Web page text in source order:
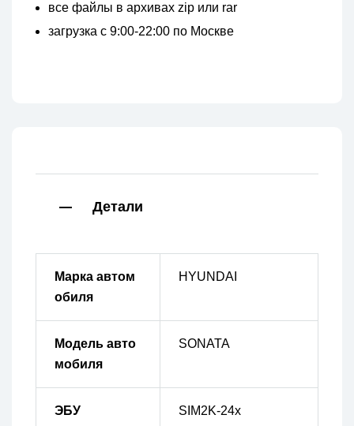
все файлы в архивах zip или rar
загрузка с 9:00-22:00 по Москве
Детали
Марка автом
обиля
HYUNDAI
Модель авто
мобиля
SONATA
ЭБУ SIM2K-24x